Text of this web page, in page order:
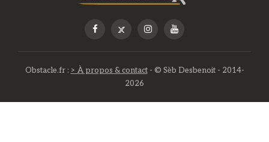
Obstacle.fr : > À propos & contact- © Sèb Desbenoit - 2014-
2026